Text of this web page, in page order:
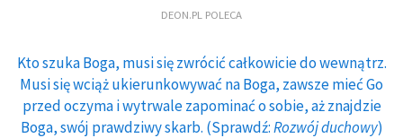
DEON.PL POLECA
Kto szuka Boga, musi się zwrócić całkowicie do wewnątrz.
Musi się wciąż ukierunkowywać na Boga, zawsze mieć Go
przed oczyma i wytrwale zapominać o sobie, aż znajdzie
Boga, swój prawdziwy skarb. (Sprawdź:Rozwój duchowy)